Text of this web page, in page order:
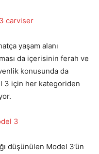
yaşam alanı
da içerisinin ferah ve
konusunda da
3 için her kategoriden
düşünülen Model 3’ün